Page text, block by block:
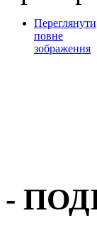
Переглянути
повне
зображення
-